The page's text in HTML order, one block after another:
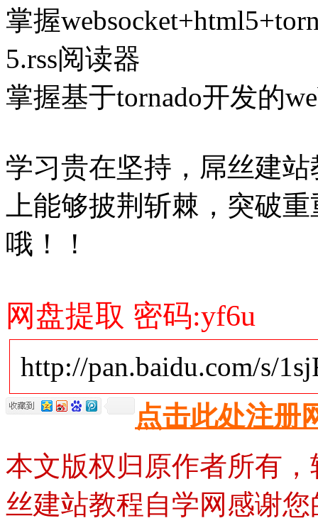
掌握
5.rss阅读器
掌握基于tornado开发的
学习贵在坚持，屌丝建
上能够披荆斩棘，突破
哦！！
网盘提取 密码:yf6u
http://pan.baidu.com/s/
点击此处注册
本文版权归原作者所有
丝建站教程自学网感谢